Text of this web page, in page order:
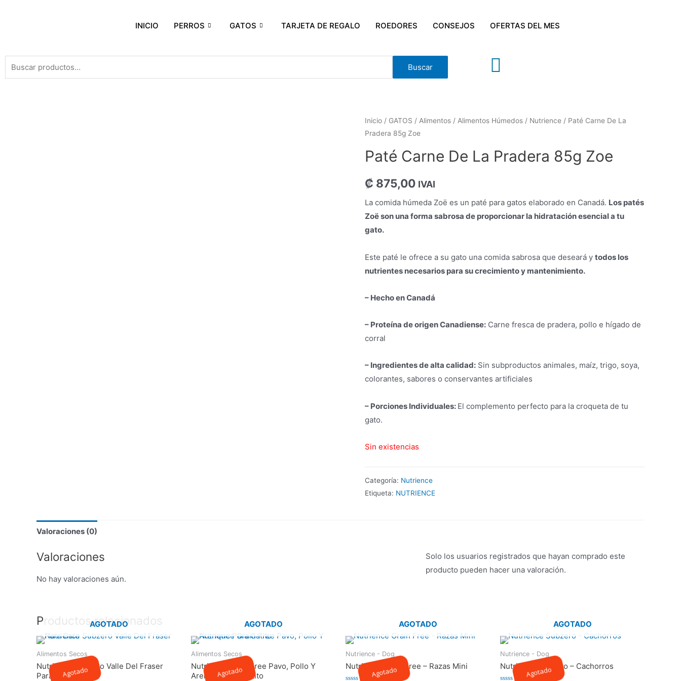
INICIO PERROS GATOS TARJETA DE REGALO ROEDORES CONSEJOS OFERTAS DEL MES
Buscar
Inicio / GATOS / Alimentos / Alimentos Húmedos / Nutrience / Paté Carne De La
Pradera 85g Zoe
Paté Carne De La Pradera 85g Zoe
₡ 875,00 IVAI
La comida húmeda Zoë es un paté para gatos elaborado en Canadá. Los patés
Zoë son una forma sabrosa de proporcionar la hidratación esencial a tu
gato.
Este paté le ofrece a su gato una comida sabrosa que deseará y todos los
nutrientes necesarios para su crecimiento y mantenimiento.
– Hecho en Canadá
– Proteína de origen Canadiense: Carne fresca de pradera, pollo e hígado de
corral
– Ingredientes de alta calidad: Sin subproductos animales, maíz, trigo, soya,
colorantes, sabores o conservantes artificiales
– Porciones Individuales: El complemento perfecto para la croqueta de tu
gato.
Sin existencias
Categoría: Nutrience
Etiqueta: NUTRIENCE
Valoraciones (0)
Valoraciones
No hay valoraciones aún.
Solo los usuarios registrados que hayan comprado este
producto pueden hacer una valoración.
Productos relacionados
Agotado
AGOTADO
Alimentos Secos
Nutrience Subzero Valle Del Fraser
Para Gato
Agotado
AGOTADO
Alimentos Secos
Nutrience Grain Free Pavo, Pollo Y
Arenque Para Gatito
Agotado
AGOTADO
Nutrience - Dog
Nutrience Grain Free – Razas Mini Agotado
AGOTADO
Nutrience - Dog
Nutrience Subzero – Cachorros